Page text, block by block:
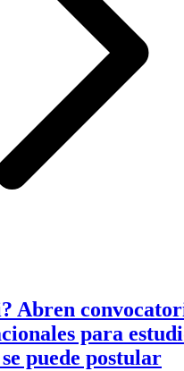
Abren
para
puede postular